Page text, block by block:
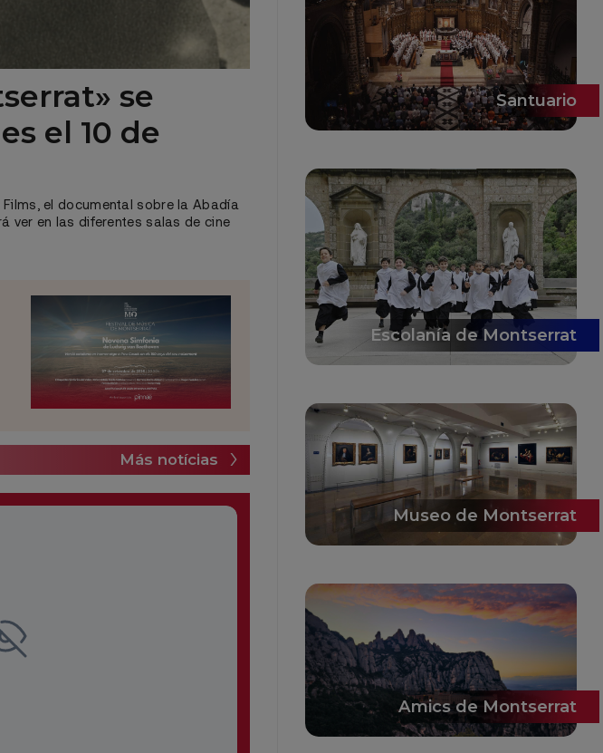
se
el 10 de
el documental sobre la Abadía
ver en las diferentes salas de cine
Más notícias
Santuario
Escolanía de Montserrat
Museo de Montserrat
Amics de Montserrat